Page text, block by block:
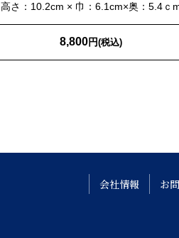
高さ：10.2cm × 巾：6.1cm×奥：5.4ｃ
8,800円(税込)
会社情報 お